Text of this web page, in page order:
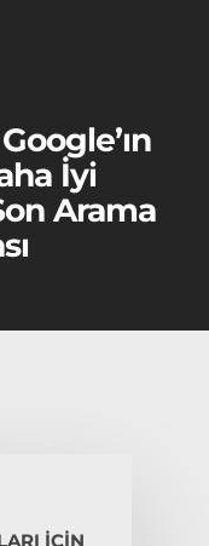
İyi
Arama
İÇIN